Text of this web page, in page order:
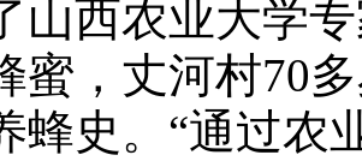
山西农业大学
蜜，丈河村70
蜂史。“通过农